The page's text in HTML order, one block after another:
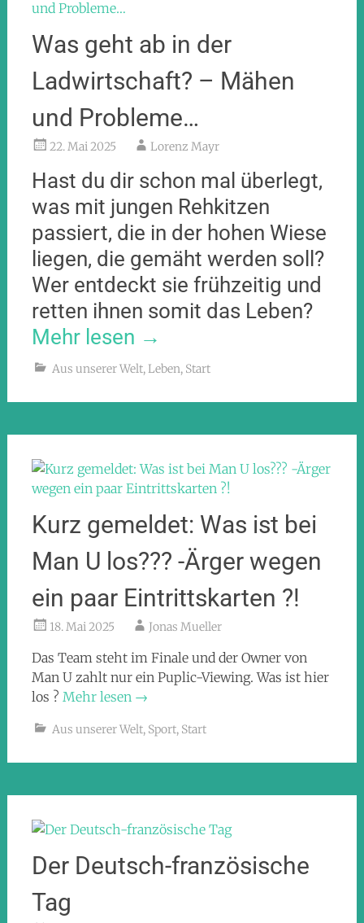
Was geht ab in der
Ladwirtschaft? – Mähen
und Probleme…
22. Mai 2025 Lorenz Mayr
Hast du dir schon mal überlegt,
was mit jungen Rehkitzen
passiert, die in der hohen Wiese
liegen, die gemäht werden soll?
Wer entdeckt sie frühzeitig und
retten ihnen somit das Leben?
Mehr lesen →
Aus unserer Welt,Leben, Start
Kurz gemeldet: Was ist bei
Man U los??? -Ärger wegen
ein paar Eintrittskarten ?!
18. Mai 2025 Jonas Mueller
Das Team steht im Finale und der Owner von
Man U zahlt nur ein Puplic-Viewing. Was ist hier
los ? Mehr lesen →
Aus unserer Welt, Sport, Start
Der Deutsch-französische
Tag